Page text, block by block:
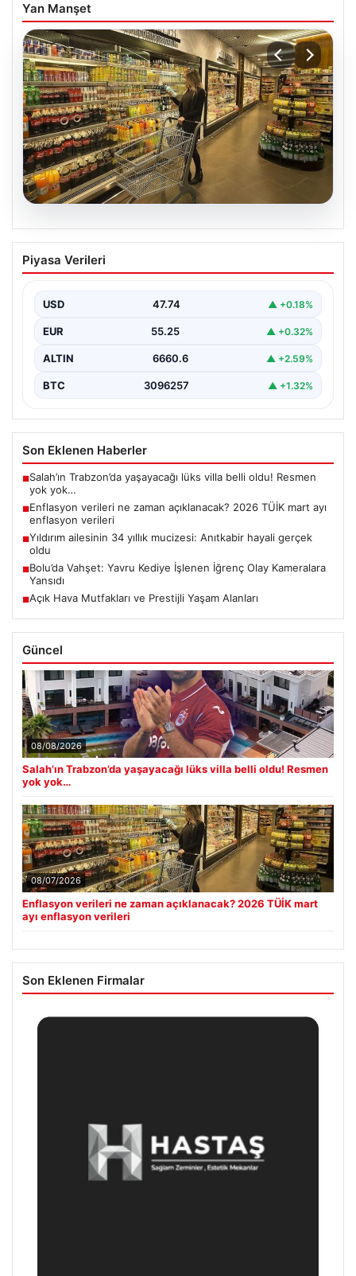
Yan Manşet
07.08.2026
Enflasyon verileri ne zaman
açıklanacak? 2026 TÜİK mart ayı
Piyasa Verileri
USD 47.74 ▲ +0.18%
EUR 55.25 ▲ +0.32%
ALTIN 6660.6 ▲ +2.59%
BTC 3096257 ▲ +1.32%
Son Eklenen Haberler
■Salah’ın Trabzon’da yaşayacağı lüks villa belli oldu! Resmen
yok yok…
■Enflasyon verileri ne zaman açıklanacak? 2026 TÜİK mart ayı
enflasyon verileri
■Yıldırım ailesinin 34 yıllık mucizesi: Anıtkabir hayali gerçek
oldu
■Bolu’da Vahşet: Yavru Kediye İşlenen İğrenç Olay Kameralara
Yansıdı
■Açık Hava Mutfakları ve Prestijli Yaşam Alanları
Güncel
08/08/2026
Salah’ın Trabzon’da yaşayacağı lüks villa belli oldu! Resmen
yok yok…
08/07/2026
Enflasyon verileri ne zaman açıklanacak? 2026 TÜİK mart
ayı enflasyon verileri
Son Eklenen Firmalar